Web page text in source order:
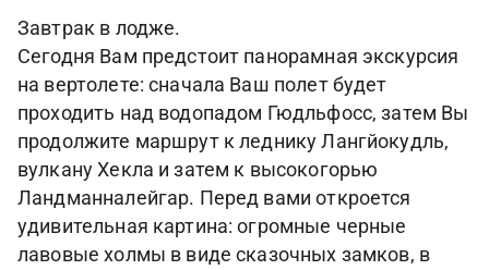
Завтрак в лодже.
Сегодня Вам предстоит панорамная экскурсия
на вертолете: сначала Ваш полет будет
проходить над водопадом Гюдльфосс, затем Вы
продолжите маршрут к леднику Лангйокудль,
вулкану Хекла и затем к высокогорью
Ландманналейгар. Перед вами откроется
удивительная картина: огромные черные
лавовые холмы в виде сказочных замков, в